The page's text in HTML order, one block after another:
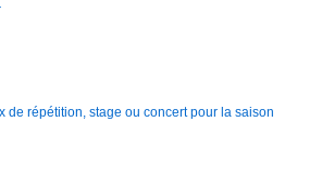
de répétition, stage ou concert pour la saison